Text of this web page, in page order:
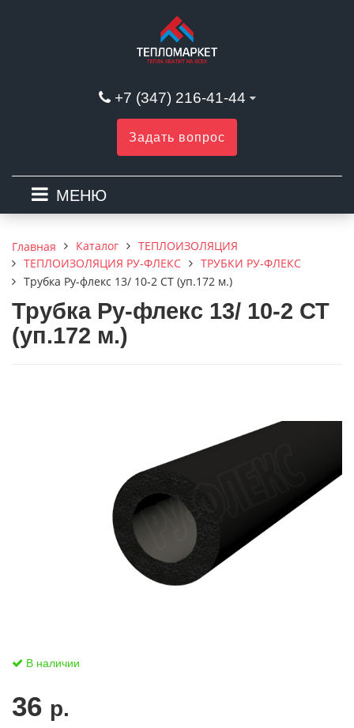
+7 (347) 216-41-44
Задать вопрос
МЕНЮ
Главная Каталог
ТЕПЛОИЗОЛЯЦИЯ
ТЕПЛОИЗОЛЯЦИЯ РУ-ФЛЕКС
ТРУБКИ РУ-ФЛЕКС
Трубка Ру-флекс 13/ 10-2 СТ (уп.172 м.)
Трубка Ру-флекс 13/ 10-2 СТ
(уп.172 м.)
В наличии
36 р.